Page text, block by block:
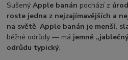
SušenýApple banán pochází z
roste jedna z nejzajímavějších a
na světě.Apple banán je menší,
běžné odrůdy — má jemně
odrůdu typický.